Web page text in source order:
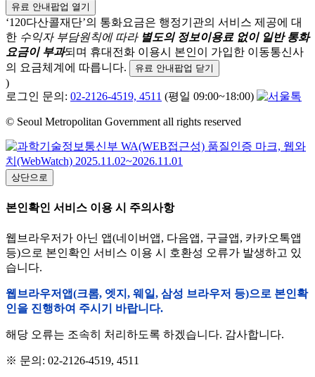
유료 안내팝업 열기
‘120다산콜재단’의 통화요금은 행정기관의 서비스 제공에 대
한 수익자 부담원칙에 따라 별도의 정보이용료 없이 일반 통화
요금이 부과되며 휴대전화 이용시 본인이 가입한 이동통신사
의 요금체계에 따릅니다.
유료 안내팝업 닫기
)
로그인 문의: 02-2126-4519, 4511 (평일 09:00~18:00)
© Seoul Metropolitan Government all rights reserved
상단으로
본인확인 서비스 이용 시 주의사항
웹브라우저가 아닌 앱(네이버앱, 다음앱, 구글앱, 카카오톡앱
등)으로 본인확인 서비스 이용 시 호환성 오류가 발생하고 있
습니다.
웹브라우저앱(크롬, 엣지, 웨일, 삼성 브라우저 등)으로 본인확
인을 진행하여 주시기 바랍니다.
해당 오류는 조속히 처리하도록 하겠습니다. 감사합니다.
※ 문의: 02-2126-4519, 4511